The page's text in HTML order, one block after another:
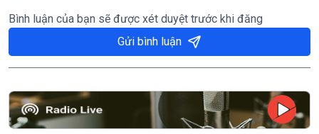
Bình luận của bạn sẽ được xét duyệt trước khi đăng
Gửi bình luận